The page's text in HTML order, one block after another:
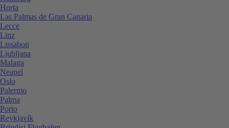
Horta
Las Palmas de Gran Canaria
Lecce
Linz
Lissabon
Ljubljana
Malaga
Neapel
Oslo
Palermo
Palma
Porto
Reykjavík